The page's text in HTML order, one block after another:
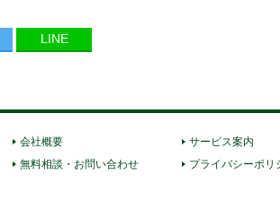
LINE
会社概要
サービス案内
無料相談・お問い合わせ プライバシーポリ